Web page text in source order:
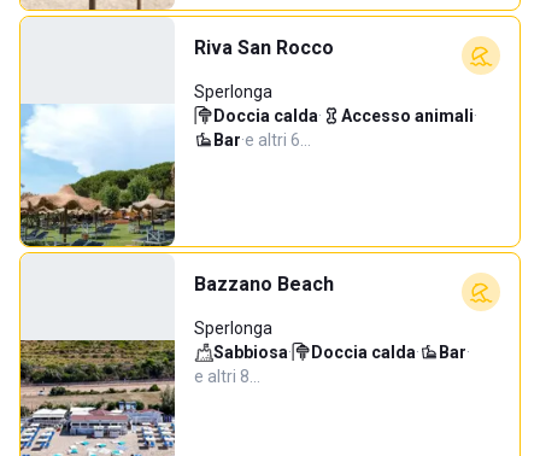
Riva San Rocco
Sperlonga
Doccia calda· Accesso animali·
Bar·e altri 6…
Bazzano Beach
Sperlonga
Sabbiosa· Doccia calda· Bar·
e altri 8…